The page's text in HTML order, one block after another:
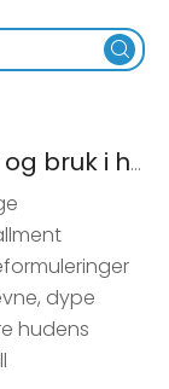
Natriumhyaluronat: Fordeler og bruk i hudpleie
dype
hudens